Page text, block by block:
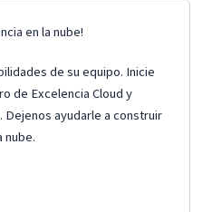
en la nube!
de su equipo. Inicie
de Excelencia Cloud y
ayudarle a construir
nube.